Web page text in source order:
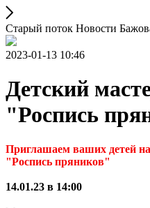
Старый поток Новости
2023-01-13 10:46
Детский
"Роспись
Приглашаем ваших детей
"Роспись пряников"
14.01.23 в 14:00